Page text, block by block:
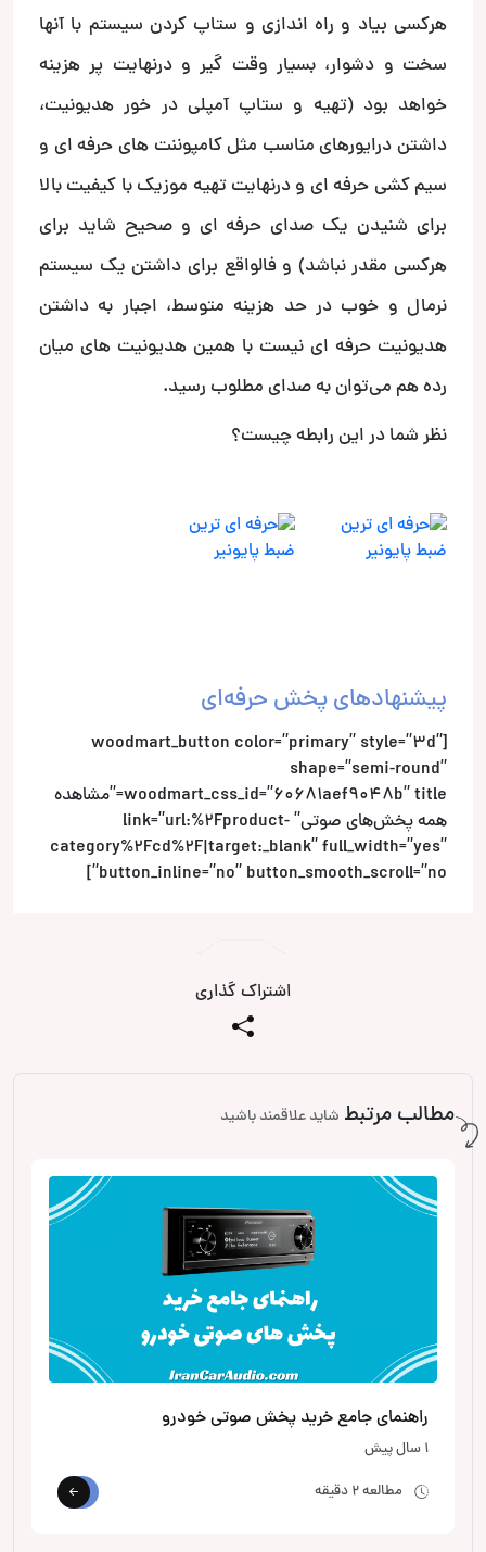
هرکسی بیاد و راه اندازی و ستاپ کردن سیستم با آنها
سخت و دشوار، بسیار وقت گیر و درنهایت پر هزینه
خواهد بود (تهیه و ستاپ آمپلی در خور هدیونیت،
داشتن درایورهای مناسب مثل کامپوننت های حرفه ای و
سیم کشی حرفه ای و درنهایت تهیه موزیک با کیفیت بالا
برای شنیدن یک صدای حرفه ای و صحیح شاید برای
هرکسی مقدر نباشد) و فالواقع برای داشتن یک سیستم
نرمال و خوب در حد هزینه متوسط، اجبار به داشتن
هدیونیت حرفه ای نیست با همین هدیونیت های میان
رده هم می‌توان به صدای مطلوب رسید.
نظر شما در این رابطه چیست؟
پیشنهادهای پخش حرفه‌ای
[woodmart_button color=”primary” style=”3d”
shape=”semi-round”
woodmart_css_id=”60681aef9048b” title=”مشاهده
همه پخش‌های صوتی” link=”url:%2Fproduct-
category%2Fcd%2F|target:_blank” full_width=”yes”
button_inline=”no” button_smooth_scroll=”no”]
اشتراک گذاری
مطالب مرتبط شاید علاقمند باشید
راهنمای جامع خرید پخش صوتی خودرو
1 سال پیش
مطالعه 2 دقیقه